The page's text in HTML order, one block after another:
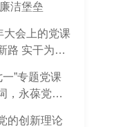
洁堡垒
大会上的党课
为民
”专题党课
，永葆党员
的创新理论